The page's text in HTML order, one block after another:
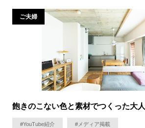
ご夫婦
飽きのこない色と素材でつくった大
#YouTube紹介 #メディア掲載